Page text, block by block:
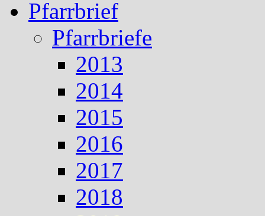
Pfarrbrief
Pfarrbriefe
2013
2014
2015
2016
2017
2018